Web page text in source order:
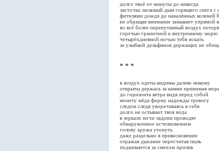
долго твоё от минуты до никогда
ласточка ласковый дым горящего снега с
фитилями дождя до накалённых коленей
не обращая внимание замыкает упрямой
во всё более перепутанный воздух
горечью граничной к внутреннему морю
четырёхдневной ночью тебя искать
за улыбкой дельфинов держащих не
* * *
в воздух одеты видимы далеко никому
открыты держась за камни принимая
до горизонта ветра видя перед собой
монету мёда форму надежды тревогу
следом следя уворачиваясь в себя
долго не остывает твоя вода
в зеркало ночи ладони проводят
обнаруженное исчезновением
голову кружа утонуть
даже раздельно в прикосновении
отражая дыхание пересчитав пыль
поднимается за смехом прилив